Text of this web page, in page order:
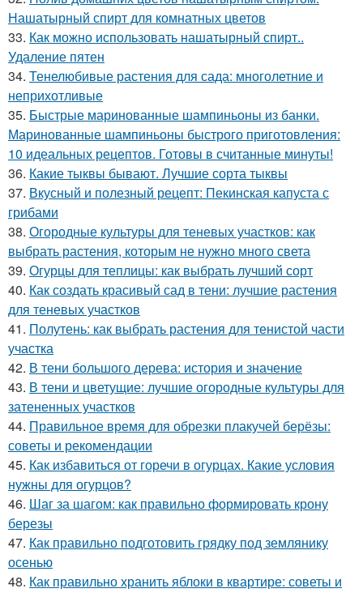
Нашатырный спирт для комнатных цветов
33. Как можно использовать нашатырный спирт..
Удаление пятен
34. Тенелюбивые растения для сада: многолетние и
неприхотливые
35. Быстрые маринованные шампиньоны из банки.
Маринованные шампиньоны быстрого приготовления:
10 идеальных рецептов. Готовы в считанные минуты!
36. Какие тыквы бывают. Лучшие сорта тыквы
37. Вкусный и полезный рецепт: Пекинская капуста с
грибами
38. Огородные культуры для теневых участков: как
выбрать растения, которым не нужно много света
39. Огурцы для теплицы: как выбрать лучший сорт
40. Как создать красивый сад в тени: лучшие растения
для теневых участков
41. Полутень: как выбрать растения для тенистой части
участка
42. В тени большого дерева: история и значение
43. В тени и цветущие: лучшие огородные культуры для
затененных участков
44. Правильное время для обрезки плакучей берёзы:
советы и рекомендации
45. Как избавиться от горечи в огурцах. Какие условия
нужны для огурцов?
46. Шаг за шагом: как правильно формировать крону
березы
47. Как правильно подготовить грядку под землянику
осенью
48. Как правильно хранить яблоки в квартире: советы и